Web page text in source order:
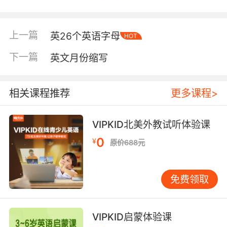
大写和小写。
我们看一下这些字母的读音， Aa Bb Cc Dd Ee
它们写法上的区别了吗？
上一篇 英26个英语字母 HOT
下一篇 英文月份缩写
相关课程推荐 更多课程>
VIPKID北美外教试听体验课
¥0 原价688元
免费领取
VIPKID启蒙体验课